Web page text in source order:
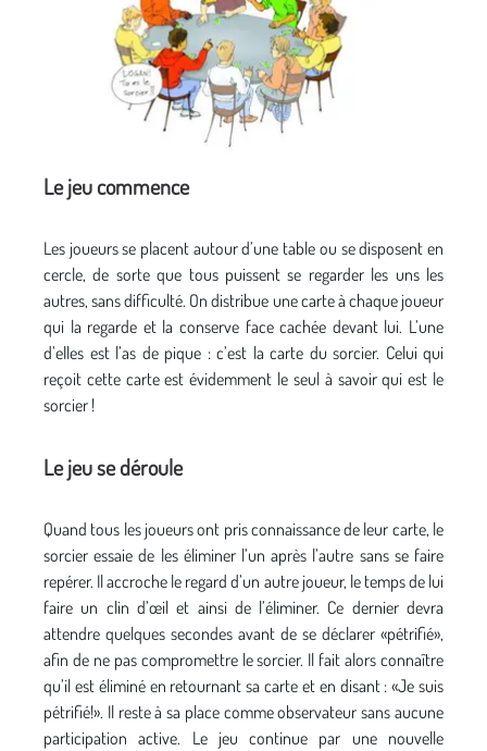
Le jeu commence
Les joueurs se placent autour d’une table ou se disposent en
cercle, de sorte que tous puissent se regarder les uns les
autres, sans difficulté. On distribue une carte à chaque joueur
qui la regarde et la conserve face cachée devant lui. L’une
d’elles est l’as de pique : c’est la carte du sorcier. Celui qui
reçoit cette carte est évidemment le seul à savoir qui est le
sorcier !
Le jeu se déroule
Quand tous les joueurs ont pris connaissance de leur carte, le
sorcier essaie de les éliminer l’un après l’autre sans se faire
repérer. Il accroche le regard d’un autre joueur, le temps de lui
faire un clin d’œil et ainsi de l’éliminer. Ce dernier devra
attendre quelques secondes avant de se déclarer «pétrifié»,
afin de ne pas compromettre le sorcier. Il fait alors connaître
qu’il est éliminé en retournant sa carte et en disant : «Je suis
pétrifié!». Il reste à sa place comme observateur sans aucune
participation active. Le jeu continue par une nouvelle